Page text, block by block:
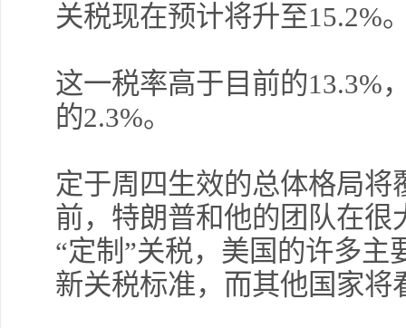
关税现在预计将升至15.2%
这一税率高于目前的13.3%
的2.3%。
定于周四生效的总体格局
前，特朗普和他的团队在
“定制”关税，美国的许多主
新关税标准，而其他国家将